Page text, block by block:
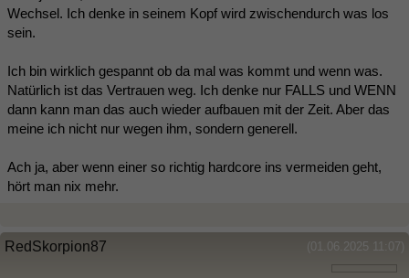
Wechsel. Ich denke in seinem Kopf wird zwischendurch was los
sein.
Ich bin wirklich gespannt ob da mal was kommt und wenn was.
Natürlich ist das Vertrauen weg. Ich denke nur FALLS und WENN
dann kann man das auch wieder aufbauen mit der Zeit. Aber das
meine ich nicht nur wegen ihm, sondern generell.
Ach ja, aber wenn einer so richtig hardcore ins vermeiden geht,
hört man nix mehr.
(01.06.2025 11:07)
RedSkorpion87